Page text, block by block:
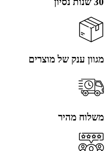
מגוון ענק של מוצרים
משלוח מהיר